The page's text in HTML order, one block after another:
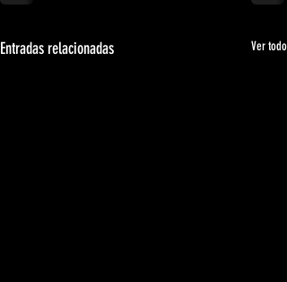
Entradas relacionadas Ver todo